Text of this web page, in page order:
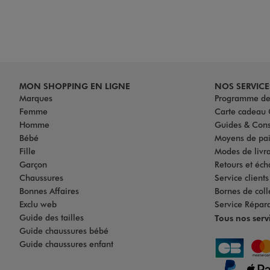
MON SHOPPING EN LIGNE
Marques
Femme
Homme
Bébé
Fille
Garçon
Chaussures
Bonnes Affaires
Exclu web
Guide des tailles
Guide chaussures bébé
Guide chaussures enfant
NOS
Programme
Carte cadeau
Guides &
Moyens de
Modes de
Retours et
Service
Bornes de
Service
Tous nos